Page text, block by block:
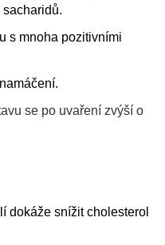
s mnoha pozitivními
se po uvaření zvýší o
dokáže snížit cholesterol